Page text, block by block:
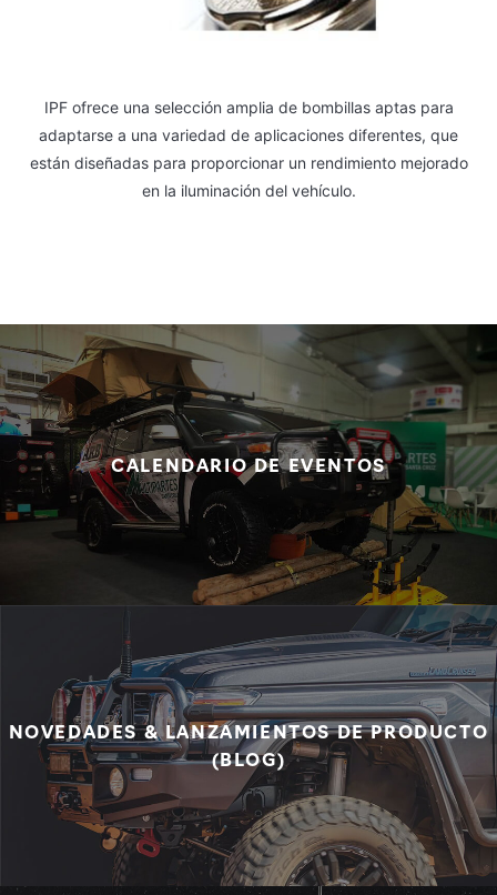
IPF ofrece una selección amplia de bombillas aptas para
adaptarse a una variedad de aplicaciones diferentes, que
están diseñadas para proporcionar un rendimiento mejorado
en la iluminación del vehículo.
CALENDARIO DE EVENTOS
NOVEDADES & LANZAMIENTOS DE PRODUCTO
(BLOG)